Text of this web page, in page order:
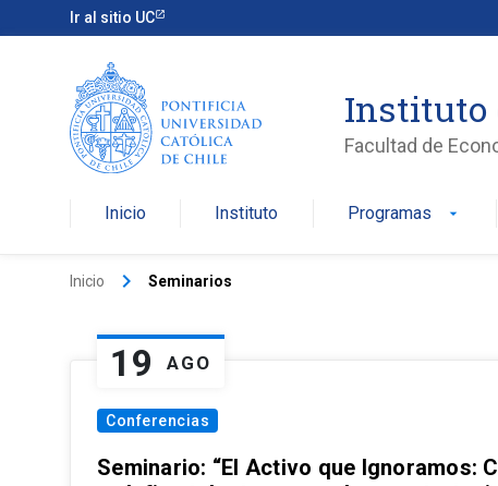
Ir al sitio UC
Instituto
Facultad de
Inicio Instituto Programas arrow_drop_down
Inicio keyboard_arrow_right Seminarios
19 AGO
Conferencias
Seminario: “El Activo que Ignoramos: